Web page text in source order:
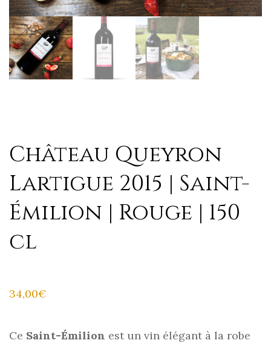
Château Queyron
Lartigue 2015 | Saint-
Émilion | Rouge | 150
cl
34,00€
Ce Saint-Émilion est un vin élégant à la robe